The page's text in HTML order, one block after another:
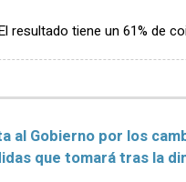
resultado tiene un 61% de
al Gobierno por los
que tomará tras la